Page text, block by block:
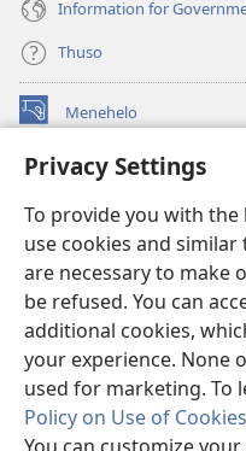
Privacy Settings
To provide you with the
use cookies and
are necessary to make
be refused. You can
additional cookies,
your experience. None
used for marketing. To
Policy on Use of
Information for
Thuso
Menehelo
(opens
window)Watchtower ONLINE
new
window)JW Hub ®
(opens
new
window)Lenaneo la
Watchtower Library